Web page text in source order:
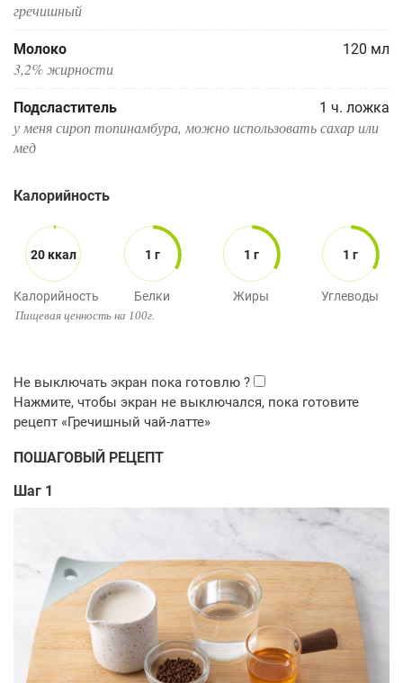
гречишный
Молоко 120 мл
3,2% жирности
Подсластитель 1 ч. ложка
у меня сироп топинамбура, можно использовать сахар или
мед
Калорийность
20 ккал
Калорийность
1 г
Белки
1 г
Жиры
1 г
Углеводы
Пищевая ценность на 100г.
ПОШАГОВЫЙ РЕЦЕПТ
Шаг 1